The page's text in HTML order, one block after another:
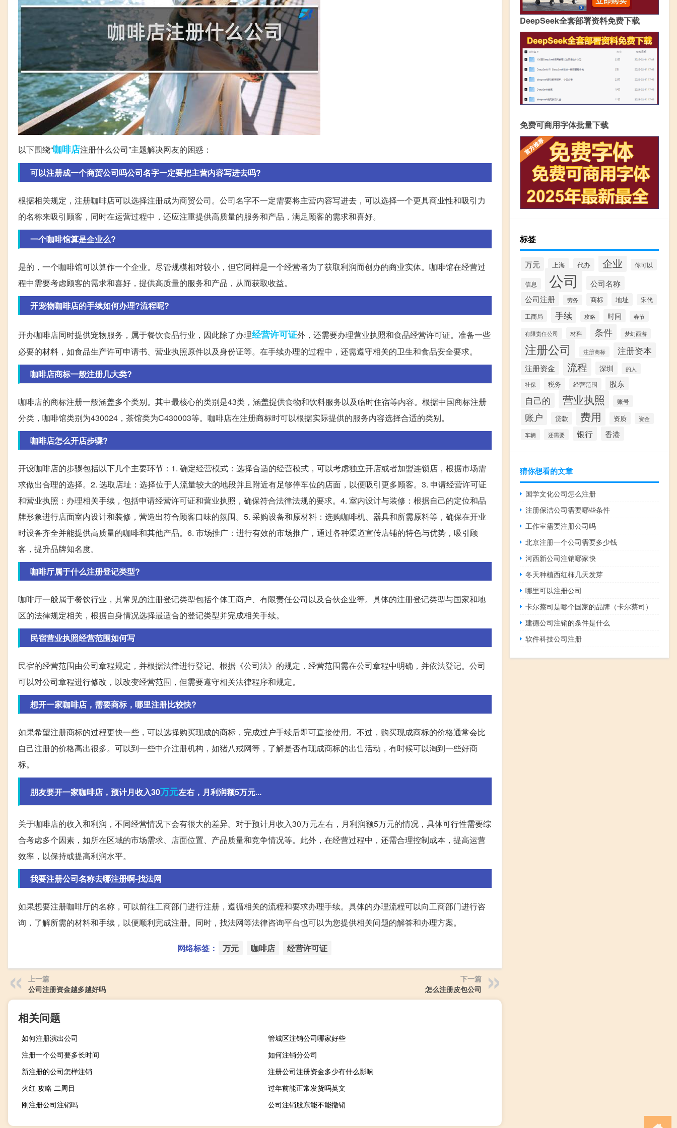
以下围绕“咖啡店注册什么公司”主题解决网友的困惑：
可以注册成一个商贸公司吗公司名字一定要把主营内容写进去吗?
根据相关规定，注册咖啡店可以选择注册成为商贸公司。公司名字不一定需要将主营内容写进去，可以选择一个更具商业性和吸引力
的名称来吸引顾客，同时在运营过程中，还应注重提供高质量的服务和产品，满足顾客的需求和喜好。
一个咖啡馆算是企业么?
是的，一个咖啡馆可以算作一个企业。尽管规模相对较小，但它同样是一个经营者为了获取利润而创办的商业实体。咖啡馆在经营过
程中需要考虑顾客的需求和喜好，提供高质量的服务和产品，从而获取收益。
开宠物咖啡店的手续如何办理?流程呢?
开办咖啡店同时提供宠物服务，属于餐饮食品行业，因此除了办理经营许可证外，还需要办理营业执照和食品经营许可证。准备一些
必要的材料，如食品生产许可申请书、营业执照原件以及身份证等。在手续办理的过程中，还需遵守相关的卫生和食品安全要求。
咖啡店商标一般注册几大类?
咖啡店的商标注册一般涵盖多个类别。其中最核心的类别是43类，涵盖提供食物和饮料服务以及临时住宿等内容。根据中国商标注册
分类，咖啡馆类别为430024，茶馆类为C430003等。咖啡店在注册商标时可以根据实际提供的服务内容选择合适的类别。
咖啡店怎么开店步骤?
开设咖啡店的步骤包括以下几个主要环节：1. 确定经营模式：选择合适的经营模式，可以考虑独立开店或者加盟连锁店，根据市场需
求做出合理的选择。2. 选取店址：选择位于人流量较大的地段并且附近有足够停车位的店面，以便吸引更多顾客。3. 申请经营许可证
和营业执照：办理相关手续，包括申请经营许可证和营业执照，确保符合法律法规的要求。4. 室内设计与装修：根据自己的定位和品
牌形象进行店面室内设计和装修，营造出符合顾客口味的氛围。5. 采购设备和原材料：选购咖啡机、器具和所需原料等，确保在开业
时设备齐全并能提供高质量的咖啡和其他产品。6. 市场推广：进行有效的市场推广，通过各种渠道宣传店铺的特色与优势，吸引顾
客，提升品牌知名度。
咖啡厅属于什么注册登记类型?
咖啡厅一般属于餐饮行业，其常见的注册登记类型包括个体工商户、有限责任公司以及合伙企业等。具体的注册登记类型与国家和地
区的法律规定相关，根据自身情况选择最适合的登记类型并完成相关手续。
民宿营业执照经营范围如何写
民宿的经营范围由公司章程规定，并根据法律进行登记。根据《公司法》的规定，经营范围需在公司章程中明确，并依法登记。公司
可以对公司章程进行修改，以改变经营范围，但需要遵守相关法律程序和规定。
想开一家咖啡店，需要商标，哪里注册比较快?
如果希望注册商标的过程更快一些，可以选择购买现成的商标，完成过户手续后即可直接使用。不过，购买现成商标的价格通常会比
自己注册的价格高出很多。可以到一些中介注册机构，如猪八戒网等，了解是否有现成商标的出售活动，有时候可以淘到一些好商
标。
朋友要开一家咖啡店，预计月收入30万元左右，月利润额5万元...
关于咖啡店的收入和利润，不同经营情况下会有很大的差异。对于预计月收入30万元左右，月利润额5万元的情况，具体可行性需要综
合考虑多个因素，如所在区域的市场需求、店面位置、产品质量和竞争情况等。此外，在经营过程中，还需合理控制成本，提高运营
效率，以保持或提高利润水平。
我要注册公司名称去哪注册啊-找法网
如果想要注册咖啡厅的名称，可以前往工商部门进行注册，遵循相关的流程和要求办理手续。具体的办理流程可以向工商部门进行咨
询，了解所需的材料和手续，以便顺利完成注册。同时，找法网等法律咨询平台也可以为您提供相关问题的解答和办理方案。
网络标签： 万元 咖啡店 经营许可证
上一篇
公司注册资金越多越好吗
下一篇
怎么注册皮包公司
相关问题
如何注册演出公司
管城区注销公司哪家好些
注册一个公司要多长时间
如何注销分公司
新注册的公司怎样注销
注册公司注册资金多少有什么影响
火红 攻略 二周目
过年前能正常发货吗英文
刚注册公司注销吗
公司注销股东能不能撤销
DeepSeek全套部署资料免费下载
免费可商用字体批量下载
标签
万元 上海 代办 企业 你可以
信息 公司 公司名称
公司注册 劳务 商标 地址 宋代
工商局 手续 攻略 时间 春节
有限责任公司 材料 条件 梦幻西游
注册公司 注册商标 注册资本
注册资金 流程 深圳
的人
社保
税务 经营范围 股东
自己的 营业执照 账号
账户 贷款 费用 资质
资金
车辆
还需要 银行 香港
猜你想看的文章
国学文化公司怎么注册
注册保洁公司需要哪些条件
工作室需要注册公司吗
北京注册一个公司需要多少钱
河西新公司注销哪家快
冬天种植西红柿几天发芽
哪里可以注册公司
卡尔蔡司是哪个国家的品牌（卡尔蔡司）
建德公司注销的条件是什么
软件科技公司注册